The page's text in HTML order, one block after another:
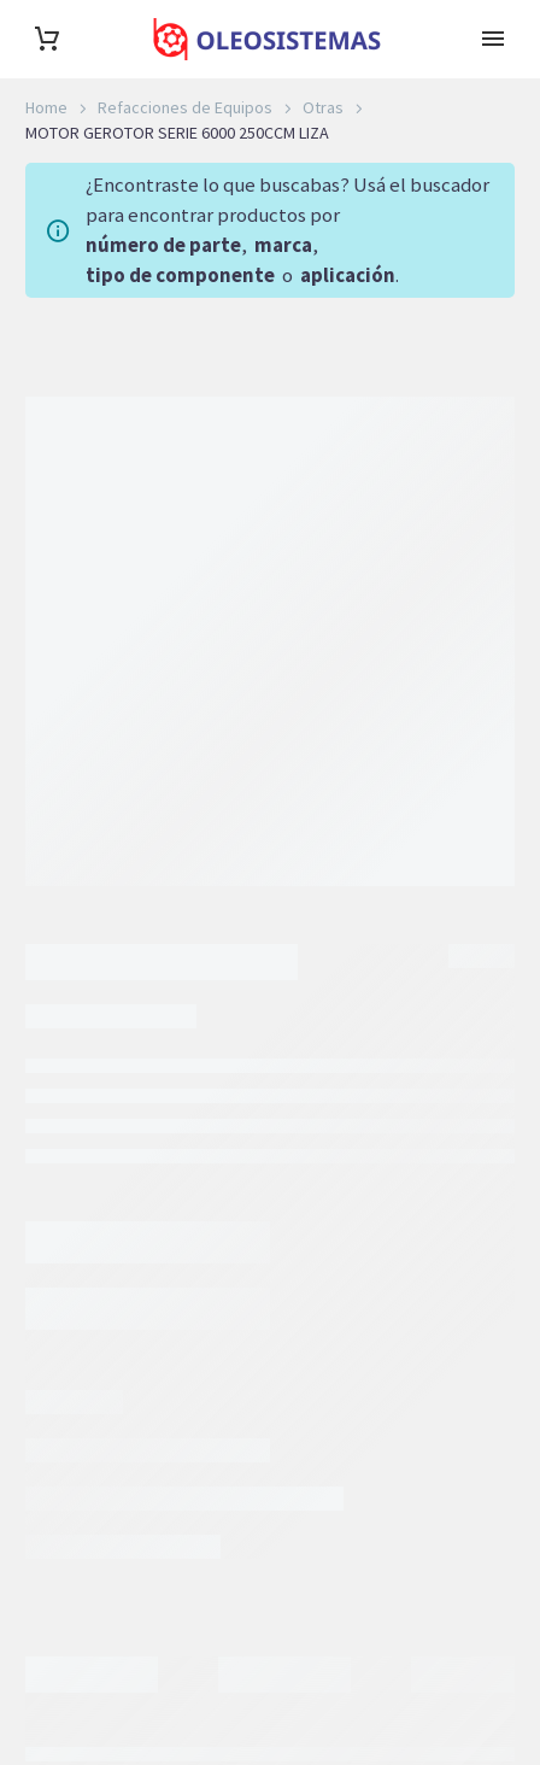
Home Refacciones de Equipos
Otras
MOTOR GEROTOR SERIE 6000 250CCM LIZA
¿Encontraste lo que buscabas? Usá el buscador
para encontrar productos por
número de parte, marca,
tipo de componente o aplicación.